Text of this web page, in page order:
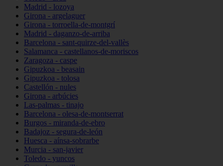
Madrid - lozoya
Girona - argelaguer
Girona - torroella-de-montgrí
Madrid - daganzo-de-arriba
Barcelona - sant-quirze-del-vallès
Salamanca - castellanos-de-moriscos
Zaragoza - caspe
Gipuzkoa - beasain
Gipuzkoa - tolosa
Castellón - nules
Girona - arbúcies
Las-palmas - tinajo
Barcelona - olesa-de-montserrat
Burgos - miranda-de-ebro
Badajoz - segura-de-león
Huesca - aínsa-sobrarbe
Murcia - san-javier
Toledo - yuncos